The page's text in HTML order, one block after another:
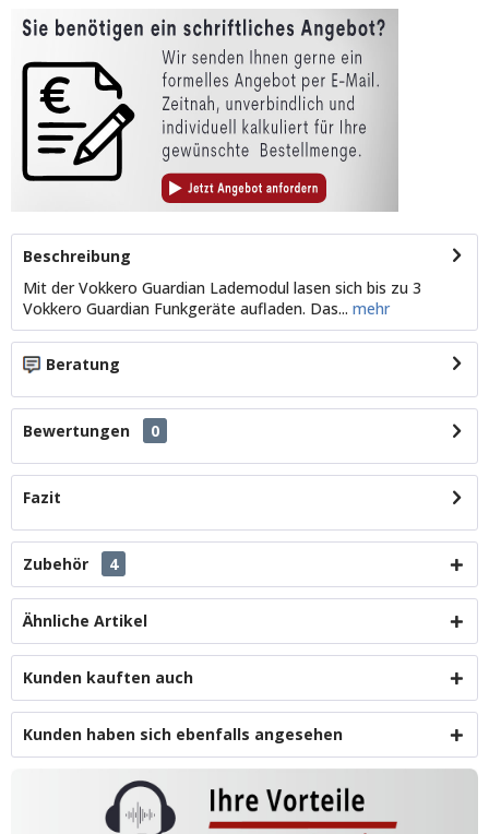
Beschreibung
Mit der Vokkero Guardian Lademodul lasen sich bis zu 3
Vokkero Guardian Funkgeräte aufladen. Das... mehr
Beratung
Bewertungen 0
Fazit
Zubehör 4
Ähnliche Artikel
Kunden kauften auch
Kunden haben sich ebenfalls angesehen